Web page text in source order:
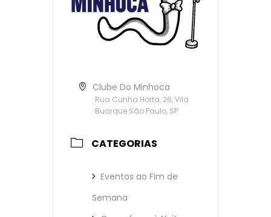
Clube Do Minhoca
Rua Cunha Horta, 26, Vila
Buarque São Paulo, SP
CATEGORIAS
Eventos ao Fim de
Semana